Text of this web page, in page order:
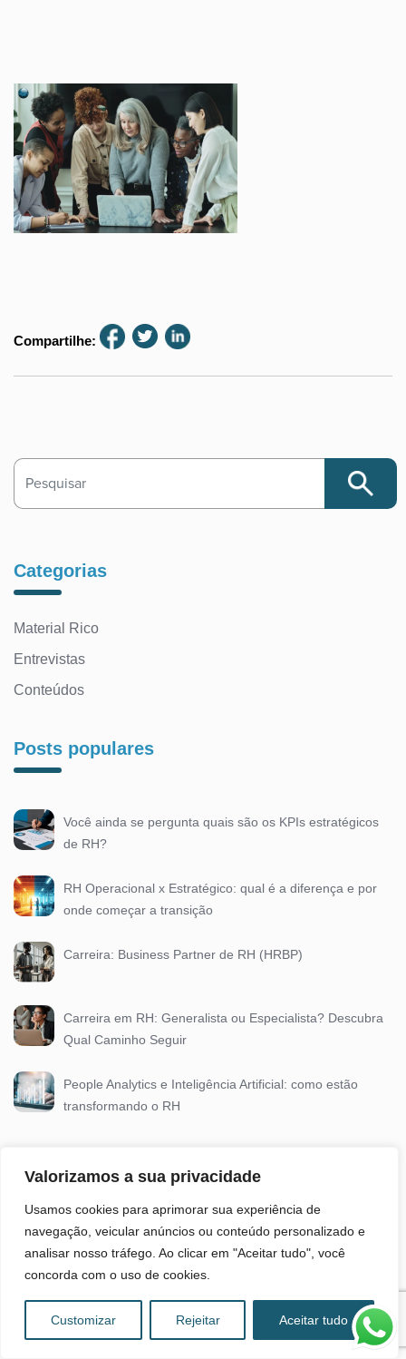
Valorizamos a sua privacidade
Usamos cookies para aprimorar sua experiência de
navegação, veicular anúncios ou conteúdo personalizado e
analisar nosso tráfego. Ao clicar em "Aceitar tudo", você
concorda com o uso de cookies.
Customizar Rejeitar Aceitar tudo
Compartilhe:
Search
Categorias
Material Rico
Entrevistas
Conteúdos
Posts populares
Você ainda se pergunta quais são os KPIs estratégicos
de RH?
RH Operacional x Estratégico: qual é a diferença e por
onde começar a transição
Carreira: Business Partner de RH (HRBP)
Carreira em RH: Generalista ou Especialista? Descubra
Qual Caminho Seguir
People Analytics e Inteligência Artificial: como estão
transformando o RH
Tags
autonomia no trabalho bem-estar empowerment